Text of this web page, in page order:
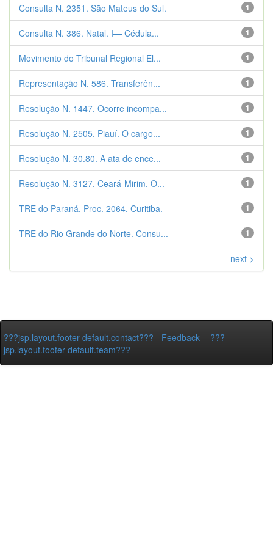
1
Consulta N. 2351. São Mateus do Sul.
1
Consulta N. 386. Natal. I— Cédula...
1
Movimento do Tribunal Regional El...
1
Representação N. 586. Transferên...
1
Resolução N. 1447. Ocorre incompa...
1
Resolução N. 2505. Piauí. O cargo...
1
Resolução N. 30.80. A ata de ence...
1
Resolução N. 3127. Ceará-Mirim. O...
1
TRE do Paraná. Proc. 2064. Curitiba.
1
TRE do Rio Grande do Norte. Consu...
next >
???jsp.layout.footer-default.contact??? - Feedback - ???
jsp.layout.footer-default.team???